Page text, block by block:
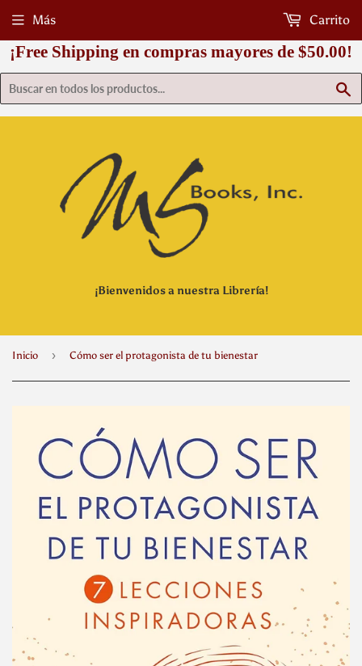
¡Free Shipping en compras mayores de $50.00!
¡Bienvenidos a nuestra Librería!
Más Carrito
Inicio › Cómo ser el protagonista de tu bienestar